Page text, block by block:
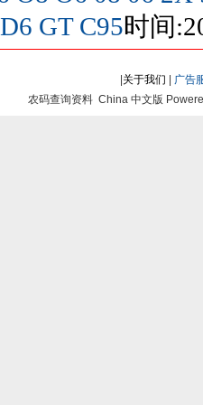
D6 GTC95时间
关于我们
广告
农码查询资料 China 中文版